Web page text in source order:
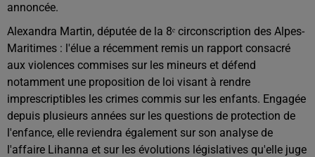
annoncée.
Alexandra Martin, députée de la 8ᵉ circonscription des Alpes-
Maritimes : l'élue a récemment remis un rapport consacré
aux violences commises sur les mineurs et défend
notamment une proposition de loi visant à rendre
imprescriptibles les crimes commis sur les enfants. Engagée
depuis plusieurs années sur les questions de protection de
l'enfance, elle reviendra également sur son analyse de
l'affaire Lihanna et sur les évolutions législatives qu'elle juge